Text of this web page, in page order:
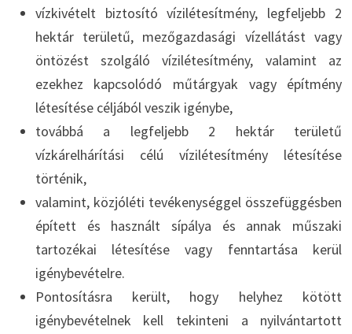
vízkivételt biztosító vízilétesítmény, legfeljebb 2
hektár területű, mezőgazdasági vízellátást vagy
öntözést szolgáló vízilétesítmény, valamint az
ezekhez kapcsolódó műtárgyak vagy építmény
létesítése céljából veszik igénybe,
továbbá a legfeljebb 2 hektár területű
vízkárelhárítási célú vízilétesítmény létesítése
történik,
valamint, közjóléti tevékenységgel összefüggésben
épített és használt sípálya és annak műszaki
tartozékai létesítése vagy fenntartása kerül
igénybevételre.
Pontosításra került, hogy helyhez kötött
igénybevételnek kell tekinteni a nyilvántartott